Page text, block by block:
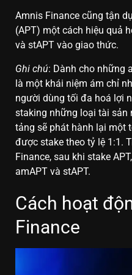
Amnis Finance cũng tận
(APT) một cách hiệu quả
và stAPT vào giao thức.
Ghi chú: Dành cho những
là một khái niệm ám chỉ
người dùng tối đa hoá lợi
staking những loại tài sản
tảng sẽ phát hành lại một
được stake theo tỷ lệ 1:1.
Finance, sau khi stake
amAPT và stAPT.
Cách hoạt
Finance